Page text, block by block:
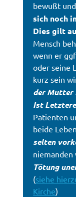
bewußt
sich noch
Dies gilt
Mensch
wenn er
oder seine
kurz sein
der Mutter
Ist
Patienten
beide
selten
niemanden
Tötung
(siehe
Kirche)